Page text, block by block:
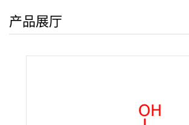
产品展厅